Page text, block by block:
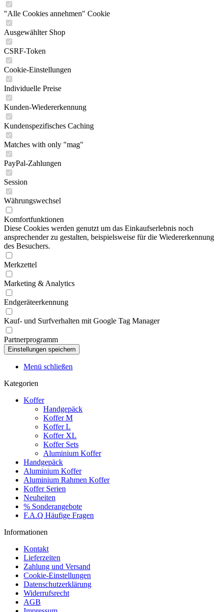
"Alle Cookies annehmen" Cookie
Ausgewählter Shop
CSRF-Token
Cookie-Einstellungen
Individuelle Preise
Kunden-Wiedererkennung
Kundenspezifisches Caching
Matches with only "mag"
PayPal-Zahlungen
Session
Währungswechsel
Komfortfunktionen
Diese Cookies werden genutzt um das Einkaufserlebnis noch
ansprechender zu gestalten, beispielsweise für die Wiedererkennung
des Besuchers.
Merkzettel
Marketing & Analytics
Endgeräteerkennung
Kauf- und Surfverhalten mit Google Tag Manager
Partnerprogramm
Menü schließen
Kategorien
Koffer
Handgepäck
Koffer M
Koffer L
Koffer XL
Koffer Sets
Aluminium Koffer
Handgepäck
Aluminium Koffer
Aluminium Rahmen Koffer
Koffer Serien
Neuheiten
% Sonderangebote
F.A.Q Häufige Fragen
Informationen
Kontakt
Lieferzeiten
Zahlung und Versand
Cookie-Einstellungen
Datenschutzerklärung
Widerrufsrecht
AGB